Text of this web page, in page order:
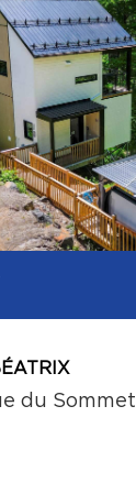
du Sommet